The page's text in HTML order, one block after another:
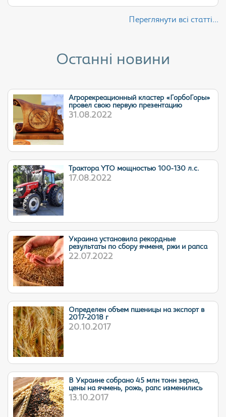
Переглянути всі статті...
Останні новини
Агрорекреационный кластер «ГорбоГоры»
провел свою первую презентацию
31.08.2022
Трактора YTO мощностью 100-130 л.с.
17.08.2022
Украина установила рекордные
результаты по сбору ячменя, ржи и рапса
22.07.2022
Определен объем пшеницы на экспорт в
2017-2018 г
20.10.2017
В Украине собрано 45 млн тонн зерна,
цены на ячмень, рожь, рапс изменились
13.10.2017